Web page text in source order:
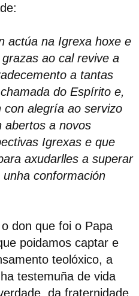
actúa na Igrexa hoxe e
ao cal revive a
a tantas
do Espírito e,
alegría ao servizo
abertos a novos
Igrexas e que
axudarlles a superar
conformación
don que foi o Papa
poidamos captar e
teolóxico, a
testemuña de vida
da fraternidade